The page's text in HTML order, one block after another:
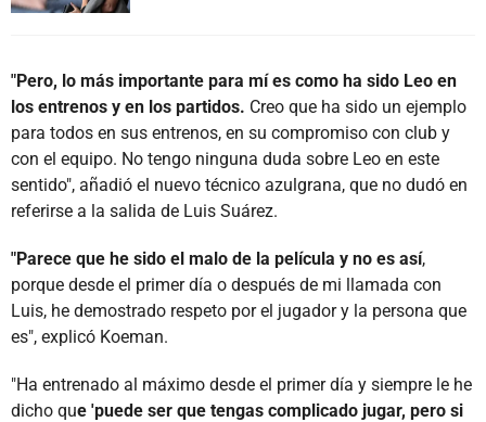
"Pero, lo más importante para mí es como ha sido Leo en
los entrenos y en los partidos. Creo que ha sido un ejemplo
para todos en sus entrenos, en su compromiso con club y
con el equipo. No tengo ninguna duda sobre Leo en este
sentido", añadió el nuevo técnico azulgrana, que no dudó en
referirse a la salida de Luis Suárez.
"Parece que he sido el malo de la película y no es así,
porque desde el primer día o después de mi llamada con
Luis, he demostrado respeto por el jugador y la persona que
es", explicó Koeman.
"Ha entrenado al máximo desde el primer día y siempre le he
dicho que 'puede ser que tengas complicado jugar, pero si